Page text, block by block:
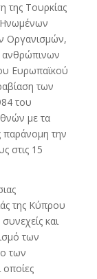
της Τουρκίας
Οργανισμών,
ανθρώπινων
Ευρωπαϊκού
των
του
με τα
παράνομη την
στις 15
της Κύπρου
και
των
των